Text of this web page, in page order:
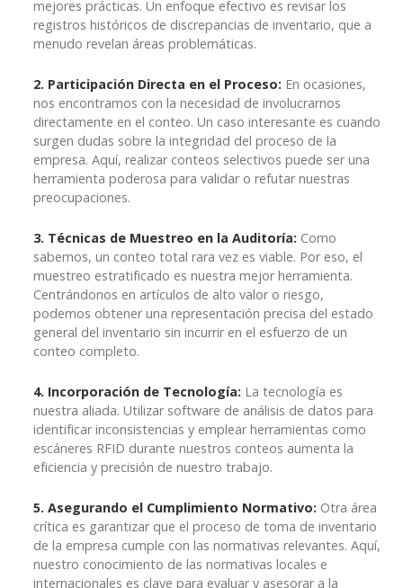
mejores prácticas. Un enfoque efectivo es revisar los
registros históricos de discrepancias de inventario, que a
menudo revelan áreas problemáticas.
2. Participación Directa en el Proceso: En ocasiones,
nos encontramos con la necesidad de involucrarnos
directamente en el conteo. Un caso interesante es cuando
surgen dudas sobre la integridad del proceso de la
empresa. Aquí, realizar conteos selectivos puede ser una
herramienta poderosa para validar o refutar nuestras
preocupaciones.
3. Técnicas de Muestreo en la Auditoría: Como
sabemos, un conteo total rara vez es viable. Por eso, el
muestreo estratificado es nuestra mejor herramienta.
Centrándonos en artículos de alto valor o riesgo,
podemos obtener una representación precisa del estado
general del inventario sin incurrir en el esfuerzo de un
conteo completo.
4. Incorporación de Tecnología: La tecnología es
nuestra aliada. Utilizar software de análisis de datos para
identificar inconsistencias y emplear herramientas como
escáneres RFID durante nuestros conteos aumenta la
eficiencia y precisión de nuestro trabajo.
5. Asegurando el Cumplimiento Normativo: Otra área
crítica es garantizar que el proceso de toma de inventario
de la empresa cumple con las normativas relevantes. Aquí,
nuestro conocimiento de las normativas locales e
internacionales es clave para evaluar y asesorar a la